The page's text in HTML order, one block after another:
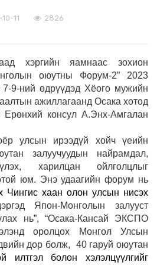
11 2826
хэргийн яамнаас зохион
оюутны Форум-2” 2023
7-9-ний өдрүүдэд Хёого мужийн
ажиллагаанд Осака хотод
консул А.Энх-Амгалан
улсын ирээдүй хойчүеийн
залуучуудын найрамдал,
, харилцан
ойлголцлыг
юм. Энэ удаагийн форум нь
Чингис хаан олон улсын нисэх
Япон-Монголын залууст
нь”, “Осака-Кансай ЭКСПО
оролцох Монгол Улсын
дор болж, 40 гаруй оюутан
илтгэл болон хэлэлцүүлгийг